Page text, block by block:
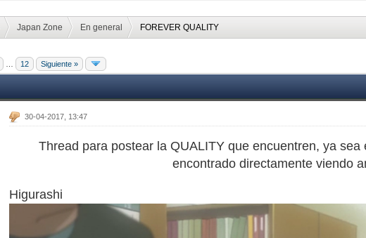
Japan Zone En general FOREVER QUALITY
12 Siguiente »
30-04-2017, 13:47
Thread para postear la QUALITY que encuentren, ya
encontrado directamente viendo
Higurashi